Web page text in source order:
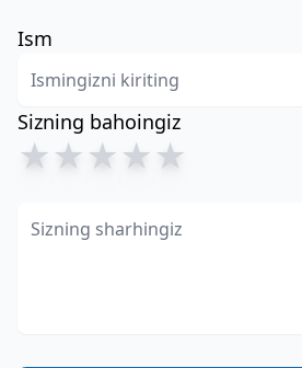
Ism
Sizning bahoingiz
★★★★★